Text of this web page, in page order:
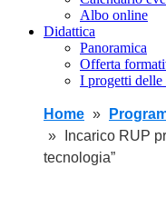
Albo online
Didattica
Panoramica
Offerta
I progetti delle
Home
Incarico RUP
tecnologia”